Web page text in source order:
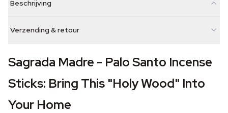
Beschrijving
Verzending & retour
Sagrada Madre - Palo Santo Incense
Sticks: Bring This "Holy Wood" Into
Your Home